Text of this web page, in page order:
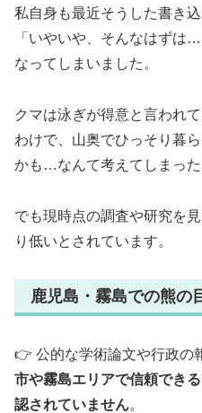
私自身も最近そうした書き
「いやいや、そんなはずは
なってしまいました。
クマは泳ぎが得意と言われ
わけで、山奥でひっそり暮
かも…なんて考えてしまった
でも現時点の調査や研究を
り低いとされています。
鹿児島・霧島での熊の
👉️ 公的な学術論文や行政の
市や霧島エリアで信頼でき
認されていません。